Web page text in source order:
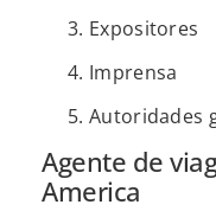
Expositores
Imprensa
Autoridades
Agente de
America